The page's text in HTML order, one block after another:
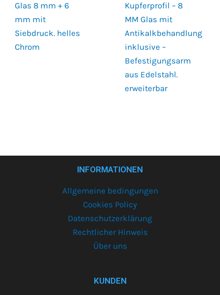
Glas 8 mm + 6
mm mit
Siebdruck. helles
Chrom
Kupferprofil – 8
MM Glas mit
Antikalkbehandlung
inklusive –
Befestigungsarm
aus Edelstahl.
erweiterbar
INFORMATIONEN
Allgemeine bedingungen
Cookies Policy
Datenschutzerklärung
Rechtlicher Hinweis
Über uns
KUNDEN